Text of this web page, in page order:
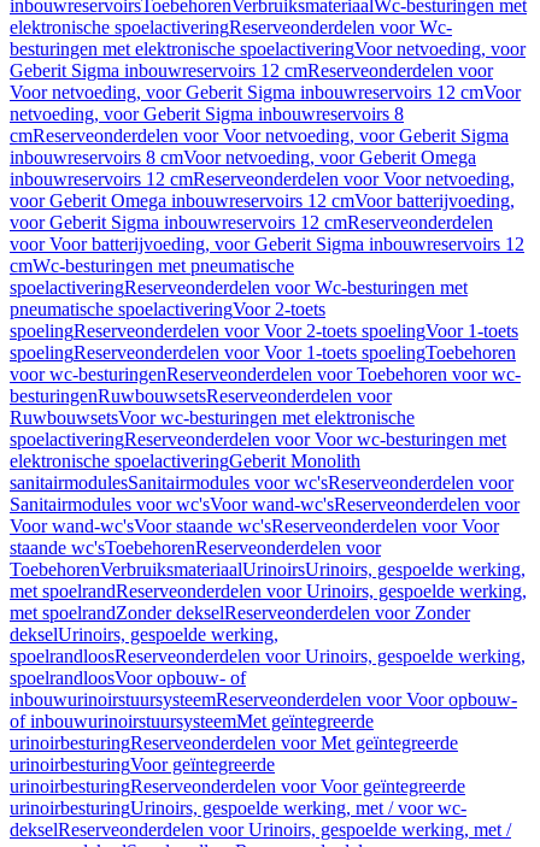
inbouwreservoirsToebehorenVerbruiksmateriaalWc-besturingen met
elektronische spoelactiveringReserveonderdelen voor Wc-
besturingen met elektronische spoelactiveringVoor netvoeding, voor
Geberit Sigma inbouwreservoirs 12 cmReserveonderdelen voor
Voor netvoeding, voor Geberit Sigma inbouwreservoirs 12 cmVoor
netvoeding, voor Geberit Sigma inbouwreservoirs 8
cmReserveonderdelen voor Voor netvoeding, voor Geberit Sigma
inbouwreservoirs 8 cmVoor netvoeding, voor Geberit Omega
inbouwreservoirs 12 cmReserveonderdelen voor Voor netvoeding,
voor Geberit Omega inbouwreservoirs 12 cmVoor batterijvoeding,
voor Geberit Sigma inbouwreservoirs 12 cmReserveonderdelen
voor Voor batterijvoeding, voor Geberit Sigma inbouwreservoirs 12
cmWc-besturingen met pneumatische
spoelactiveringReserveonderdelen voor Wc-besturingen met
pneumatische spoelactiveringVoor 2-toets
spoelingReserveonderdelen voor Voor 2-toets spoelingVoor 1-toets
spoelingReserveonderdelen voor Voor 1-toets spoelingToebehoren
voor wc-besturingenReserveonderdelen voor Toebehoren voor wc-
besturingenRuwbouwsetsReserveonderdelen voor
RuwbouwsetsVoor wc-besturingen met elektronische
spoelactiveringReserveonderdelen voor Voor wc-besturingen met
elektronische spoelactiveringGeberit Monolith
sanitairmodulesSanitairmodules voor wc'sReserveonderdelen voor
Sanitairmodules voor wc'sVoor wand-wc'sReserveonderdelen voor
Voor wand-wc'sVoor staande wc'sReserveonderdelen voor Voor
staande wc'sToebehorenReserveonderdelen voor
ToebehorenVerbruiksmateriaalUrinoirsUrinoirs, gespoelde werking,
met spoelrandReserveonderdelen voor Urinoirs, gespoelde werking,
met spoelrandZonder dekselReserveonderdelen voor Zonder
dekselUrinoirs, gespoelde werking,
spoelrandloosReserveonderdelen voor Urinoirs, gespoelde werking,
spoelrandloosVoor opbouw- of
inbouwurinoirstuursysteemReserveonderdelen voor Voor opbouw-
of inbouwurinoirstuursysteemMet geïntegreerde
urinoirbesturingReserveonderdelen voor Met geïntegreerde
urinoirbesturingVoor geïntegreerde
urinoirbesturingReserveonderdelen voor Voor geïntegreerde
urinoirbesturingUrinoirs, gespoelde werking, met / voor wc-
dekselReserveonderdelen voor Urinoirs, gespoelde werking, met /